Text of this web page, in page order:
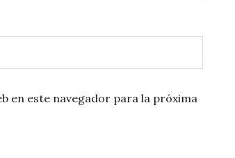
en este navegador para la próxima